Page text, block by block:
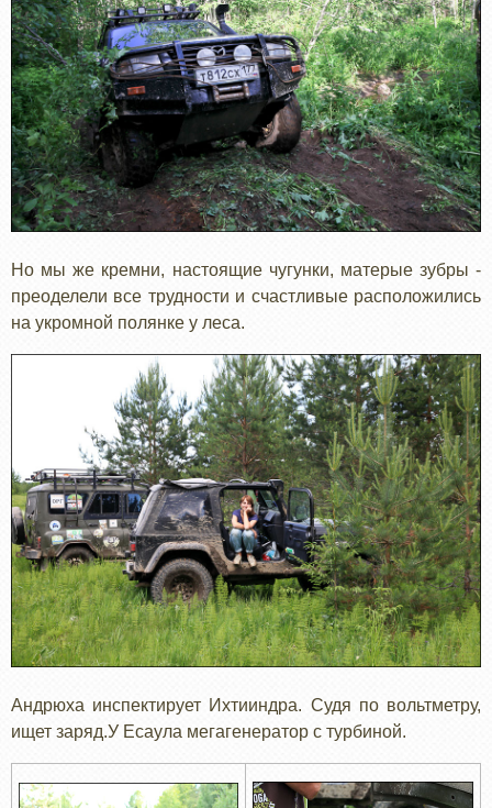
Но мы же кремни, настоящие чугунки, матерые зубры -
преоделели все трудности и счастливые расположились
на укромной полянке у леса.
Андрюха инспектирует Ихтииндра. Судя по вольтметру,
ищет заряд.У Есаула мегагенератор с турбиной.